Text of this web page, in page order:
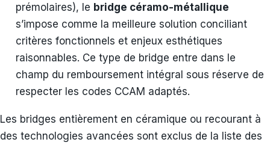
prémolaires), le bridge céramo-métallique
s’impose comme la meilleure solution conciliant
critères fonctionnels et enjeux esthétiques
raisonnables. Ce type de bridge entre dans le
champ du remboursement intégral sous réserve de
respecter les codes CCAM adaptés.
Les bridges entièrement en céramique ou recourant à
des technologies avancées sont exclus de la liste des